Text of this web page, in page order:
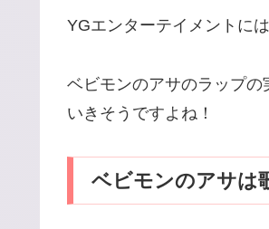
YGエンターテイメントに
ベビモンのアサのラップ
いきそうですよね！
ベビモンのアサは